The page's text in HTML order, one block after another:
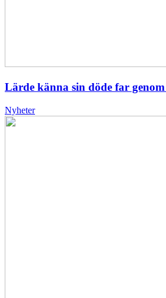
Lärde känna sin döde far
Nyheter